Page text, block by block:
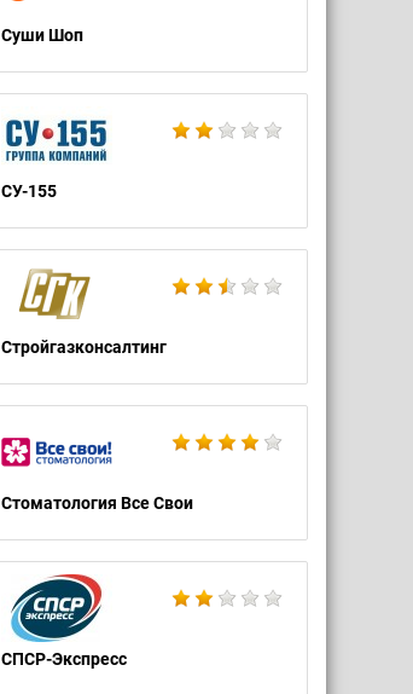
Суши Шоп
СУ-155
Стройгазконсалтинг
Стоматология Все Свои
СПСР-Экспресс